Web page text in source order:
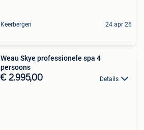
Keerbergen 24 apr 26
Weau Skye professionele spa 4
persoons
€ 2.995,00 Details